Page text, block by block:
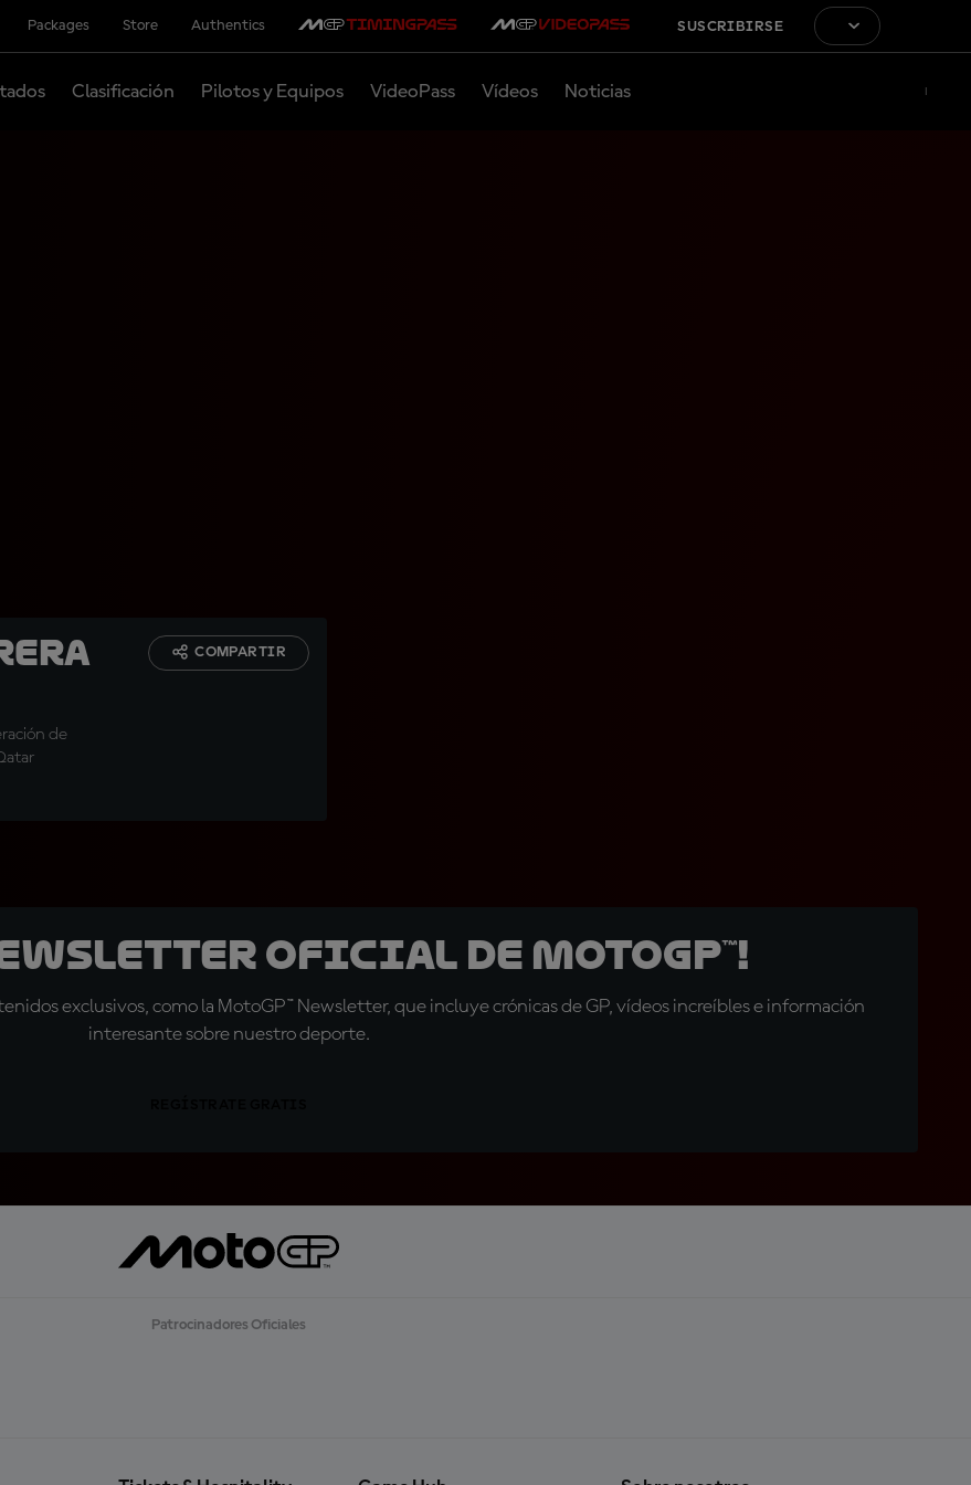
Packages Store Authentics SUSCRIBIRSE
Clasificación Pilotos y Equipos VideoPass Vídeos Noticias
de
COMPARTIR
oficial de MotoGP™!
exclusivos, como la MotoGP™ Newsletter, que incluye crónicas de GP, vídeos increíbles e información
interesante sobre nuestro deporte.
Patrocinadores Oficiales